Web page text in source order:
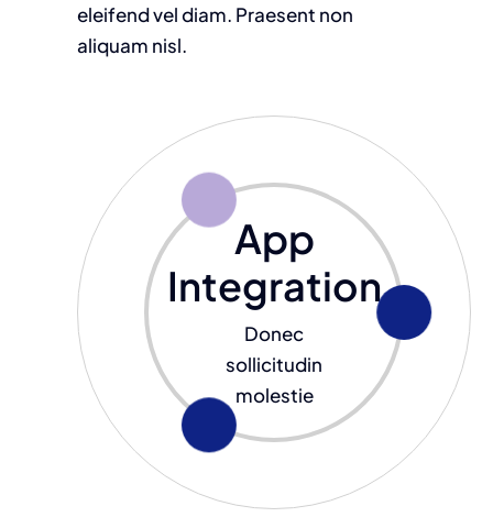
eleifend vel diam. Praesent non
aliquam nisl.
App
Integration
Donec
sollicitudin
molestie